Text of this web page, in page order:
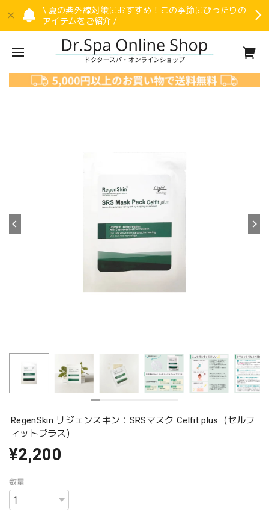
\ 夏の紫外線対策におすすめ！この季節にぴったりの
アイテムをご紹介 /
RegenSkin リジェンスキン：SRSマスク Celfit plus（セルフ
ィットプラス）
¥2,200
数量